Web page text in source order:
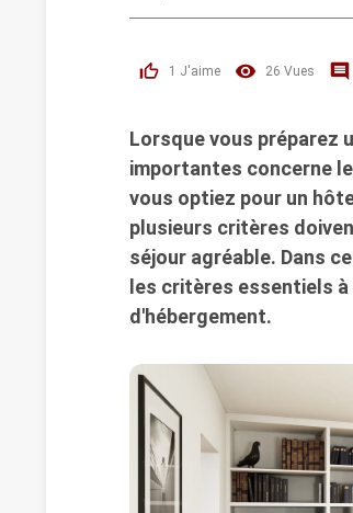
1 J'aime 26 Vues
Lorsque vous préparez
importantes concerne
vous optiez pour un
plusieurs critères
séjour agréable. Dans
les critères essentiels
d'hébergement.